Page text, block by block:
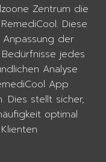
Zentrum die
Diese
der
jedes
Analyse
App
Dies stellt sicher,
optimal